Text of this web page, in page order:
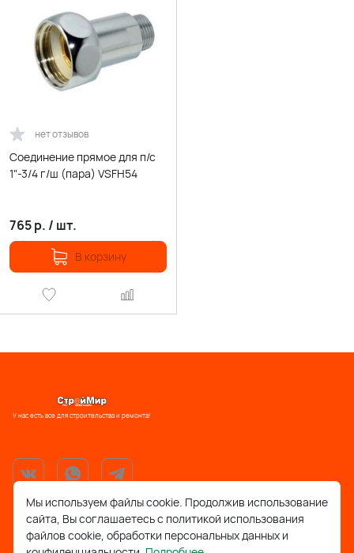
нет отзывов
Соединение прямое для п/с
1"-3/4 г/ш (пара) VSFH54
765р. / шт.
В корзину
У нас есть все для строительства и ремонта!
support@stroymir48.ru
Мы используем файлы cookie. Продолжив использование
сайта, Вы соглашаетесь с политикой использования
файлов cookie, обработки персональных данных и